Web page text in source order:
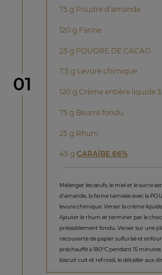
étape
01
75 g Poudre d’amande
120 g Farine
25 g POUDRE DE CACAO
7,5 g Levure chimique
120 g Crème entière liquide
75 g Beurre fondu
25 g Rhum
45 gCARAÏBE 66%
Mélanger les œufs, le miel et le sucre
d’amande, la farine tamisée avec la
levure chimique. Verser la crème
Ajouter le rhum et terminer par le
préalablement fondu. Verser sur une
recouverte de papier sulfurisé et
préchauffé à 180°C pendant 15
biscuit cuit et refroidi, le détailler aux